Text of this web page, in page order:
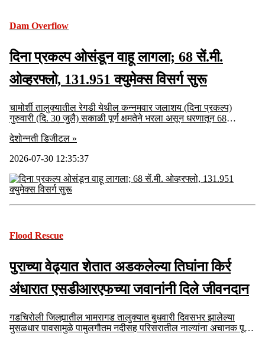
Dam Overflow
दिना प्रकल्प ओसंडून वाहू लागला; 68 सें.मी.
ओव्हरफ्लो, 131.951 क्युमेक्स विसर्ग सुरू
चामोर्शी तालुक्यातील रेगडी येथील कन्नमवार जलाशय (दिना प्रकल्प)
गुरुवारी (दि. 30 जुलै) सकाळी पूर्ण क्षमतेने भरला असून धरणातून 68
देशोन्नती डिजीटल »
2026-07-30 12:35:37
Flood Rescue
पुराच्या वेढ्यात शेतात अडकलेल्या तिघांना किर्र
अंधारात एसडीआरएफच्या जवानांनी दिले जीवनदान
गडचिरोली जिल्ह्यातील भामरागड तालुक्यात बुधवारी दिवसभर झालेल्या
मुसळधार पावसामुळे पामुलगौतम नदीसह परिसरातील नाल्यांना अचानक पूर